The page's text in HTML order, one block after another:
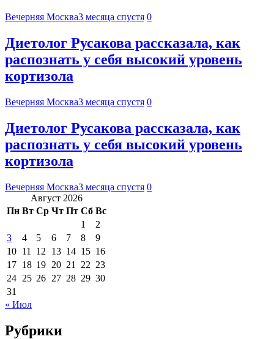
Вечерняя Москва3 месяца спустя 0
Диетолог Русакова рассказала, как
распознать у себя высокий уровень
кортизола
Вечерняя Москва3 месяца спустя 0
Диетолог Русакова рассказала, как
распознать у себя высокий уровень
кортизола
Вечерняя Москва3 месяца спустя 0
Август 2026
Пн Вт Ср Чт Пт Сб Вс
1
2
3
4 5 6 7 8
9
10 11 12 13 14 15 16
17 18 19 20 21 22 23
24 25 26 27 28 29 30
31
« Июл
Рубрики